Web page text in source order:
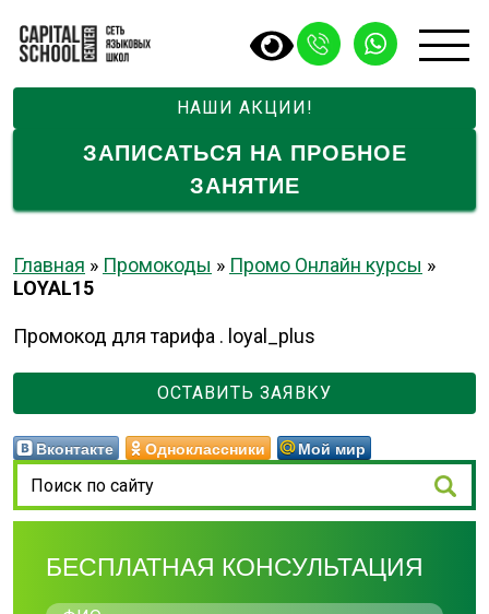
НАШИ АКЦИИ!
ЗАПИСАТЬСЯ НА ПРОБНОЕ
ЗАНЯТИЕ
Главная » Промокоды » Промо Онлайн курсы »
LOYAL15
Промокод для тарифа . loyal_plus
ОСТАВИТЬ ЗАЯВКУ
Вконтакте Одноклассники Мой мир
БЕСПЛАТНАЯ КОНСУЛЬТАЦИЯ